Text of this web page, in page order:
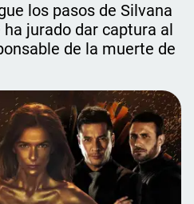
los pasos de Silvana
jurado dar captura al
de la muerte de